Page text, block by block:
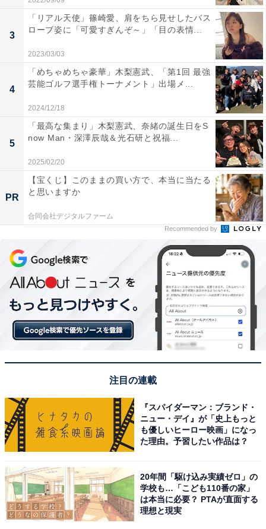
3
「リアル天使」篠崎愛、肩をちら見せしたバス
ローブ姿に「可愛すぎんぞ～」「目の表情...
2023/03/03
4
「めちゃめちゃ豪華」木梨憲武、「第1回 最強
芸能ゴルフ選手権トーナメント」出場メ...
2024/12/18
5
「最高な集まり」木梨憲武、奈緒の誕生日をS
now Man・深澤辰哉＆光石研と祝福...
2025/02/20
PR
【宝くじ】このままの買い方で、本当に当たる
と思いますか
合同会社デジタルファーム
Recommended by
注目の連載
『スパイダーマン：ブランド・
ニュー・デイ』が「史上もっと
も優しいヒーロー映画」になっ
た理由。予習したい作品は？
20年間「駆け込み実績ゼロ」の
学校も…「こども110番の家」
は本当に必要？ PTAが直面する
理想と現実